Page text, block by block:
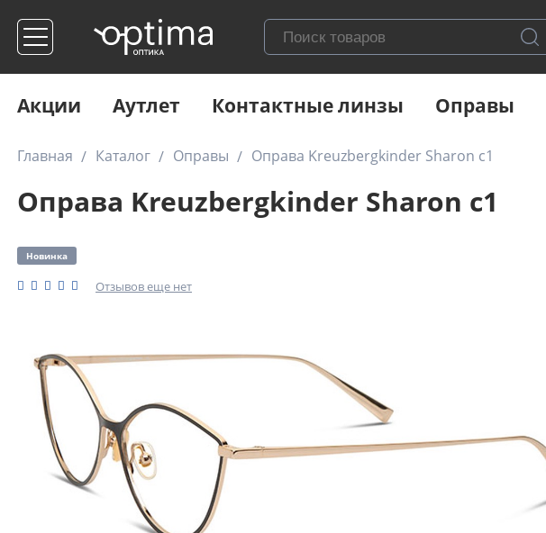
Акции Аутлет Контактные линзы Оправы
Главная Каталог Оправы Оправа Kreuzbergkinder Sharon c1
Оправа Kreuzbergkinder Sharon c1
Новинка
Отзывов еще нет